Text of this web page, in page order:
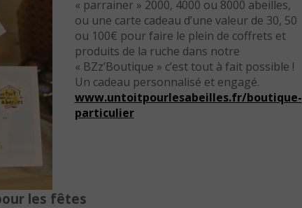
« parrainer » 2000, 4000 ou 8000 abeilles,
ou une carte cadeau d’une valeur de 30, 50
ou 100€ pour faire le plein de coffrets et
produits de la ruche dans notre
« BZz’Boutique » c’est tout à fait possible !
Un cadeau personnalisé et engagé.
www.untoitpourlesabeilles.fr/boutique-
particulier
les fêtes